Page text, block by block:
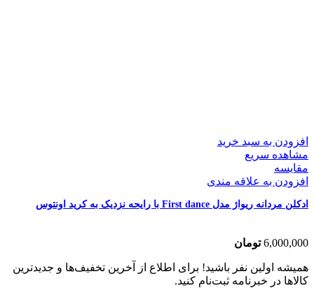
افزودن به سبد خرید
مشاهده سریع
مقایسه
افزودن به علاقه مندی
ادکلن مردانه ریواژ مدل First dance با رایحه نزدیک به کرید اونتوس
6,000,000 تومان
همیشه اولین نفر باشید! برای اطلاع از آخرین تخفیف‌ها و جدیدترین
کالاها در خبرنامه ثبت‌نام کنید.